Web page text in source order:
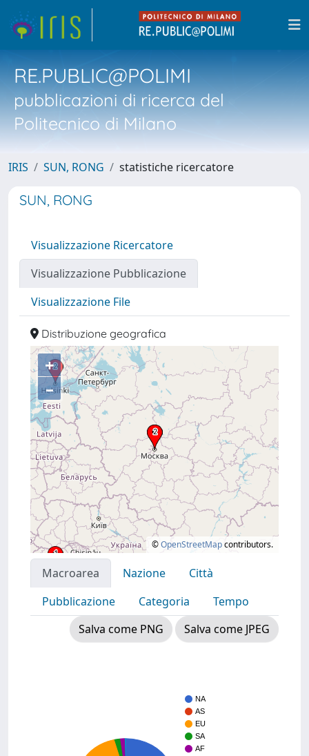
RE.PUBLIC@POLIMI
pubblicazioni di ricerca del
Politecnico di Milano
IRIS SUN, RONG statistiche ricercatore
SUN, RONG
Visualizzazione Ricercatore
Visualizzazione Pubblicazione
Visualizzazione File
Distribuzione geografica
+
–
©OpenStreetMapcontributors.
Macroarea Nazione
Città
Pubblicazione
Categoria
Tempo
Salva come PNG
Salva come JPEG
NA
AS
EU
SA
AF